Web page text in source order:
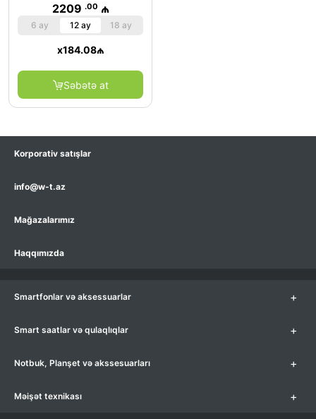
2209 .00 ₼
6 ay 12 ay 18 ay
x184.08₼
Səbətə at
Korporativ satışlar
info@w-t.az
Mağazalarımız
Haqqımızda
Smartfonlar və aksessuarlar +
Smart saatlar və qulaqlıqlar +
Notbuk, Planşet və akssesuarları +
Məişət texnikası +